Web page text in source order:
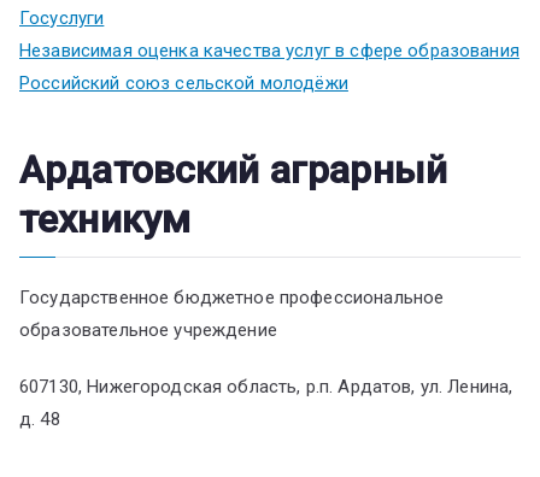
Госуслуги
Независимая оценка качества услуг в сфере образования
Российский союз сельской молодёжи
Ардатовский аграрный
техникум
Государственное бюджетное профессиональное
образовательное учреждение
607130, Нижегородская область, р.п. Ардатов, ул. Ленина,
д. 48